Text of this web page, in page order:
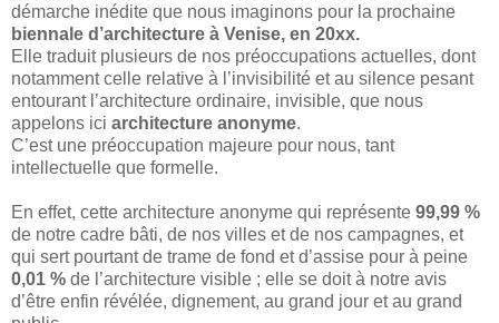
démarche inédite que nous imaginons pour la prochaine
biennale d’architecture à Venise, en 20xx.
Elle traduit plusieurs de nos préoccupations actuelles, dont
notamment celle relative à l’invisibilité et au silence pesant
entourant l’architecture ordinaire, invisible, que nous
appelons ici architecture anonyme.
C’est une préoccupation majeure pour nous, tant
intellectuelle que formelle.
En effet, cette architecture anonyme qui représente 99,99 %
de notre cadre bâti, de nos villes et de nos campagnes, et
qui sert pourtant de trame de fond et d’assise pour à peine
0,01 % de l’architecture visible ; elle se doit à notre avis
d’être enfin révélée, dignement, au grand jour et au grand